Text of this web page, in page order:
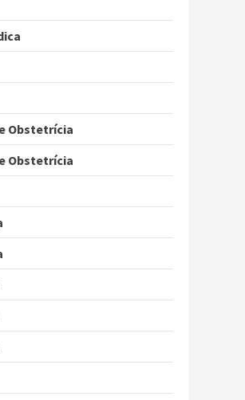
Obstetrícia
Obstetrícia